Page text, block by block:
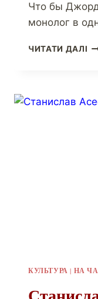
Что бы
монолог в
ЧИТАТИ ДАЛІ
КУЛЬТУРА | НА